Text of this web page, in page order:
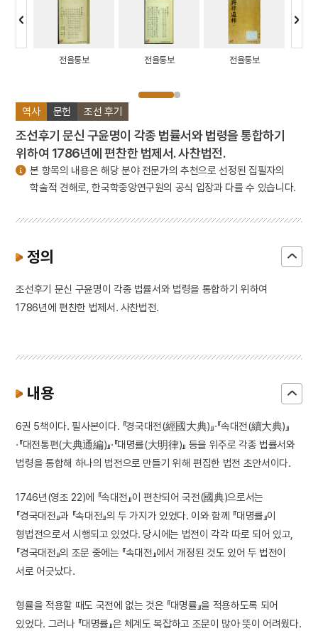
역사 문헌 조선 후기
조선후기 문신 구윤명이 각종 법률서와 법령을 통합하기
위하여 1786년에 편찬한 법제서. 사찬법전.
전율통보 전율통보 전율통보
본 항목의 내용은 해당 분야 전문가의 추천으로 선정된 집필자의
학술적 견해로, 한국학중앙연구원의 공식 입장과 다를 수 있습니다.
정의
조선후기 문신 구윤명이 각종 법률서와 법령을 통합하기 위하여
1786년에 편찬한 법제서. 사찬법전.
내용
6권 5책이다. 필사본이다. 『경국대전(經國大典)』·『속대전(續大典)』
·『대전통편(大典通編)』·『대명률(大明律)』 등을 위주로 각종 법률서와
법령을 통합해 하나의 법전으로 만들기 위해 편집한 법전 초안서이다.
1746년(영조 22)에 『속대전』이 편찬되어 국전(國典)으로서는
『경국대전』과 『속대전』의 두 가지가 있었다. 이와 함께 『대명률』이
형법전으로서 시행되고 있었다. 당시에는 법전이 각각 따로 되어 있고,
『경국대전』의 조문 중에는 『속대전』에서 개정된 것도 있어 두 법전이
서로 어긋났다.
형률을 적용할 때도 국전에 없는 것은 『대명률』을 적용하도록 되어
있었다. 그러나 『대명률』은 체계도 복잡하고 조문이 많아 뜻이 어려웠다.